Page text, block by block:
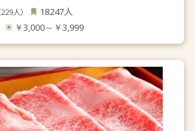
229人） 18247人
￥3,000～￥3,999